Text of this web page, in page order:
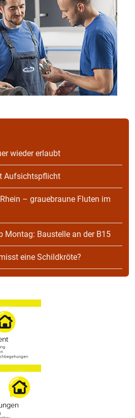
wieder erlaubt
Aufsichtspflicht
– grauebraune Fluten im
Montag: Baustelle an der B15
eine Schildkröte?